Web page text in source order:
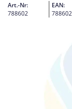
Art.-Nr:
788602
EAN:
788602